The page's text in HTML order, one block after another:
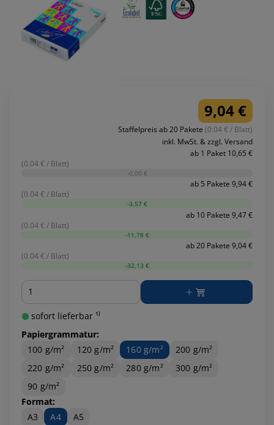
9,04 €
Staffelpreis ab 20 Pakete (0.04 € / Blatt)
inkl. MwSt. & zzgl. Versand
ab 1 Paket 10,65 €
(0.04 € / Blatt)
-0,00 €
ab 5 Pakete 9,94 €
(0.04 € / Blatt)
-3,57 €
ab 10 Pakete 9,47 €
(0.04 € / Blatt)
-11,78 €
ab 20 Pakete 9,04 €
(0.04 € / Blatt)
-32,13 €
Menge
sofort lieferbar ¹⁾
Papiergrammatur:
100 g/m²
120 g/m² 160 g/m²
200 g/m²
220 g/m²
250 g/m² 280 g/m²
300 g/m²
90 g/m²
Format:
A3
A4
A5